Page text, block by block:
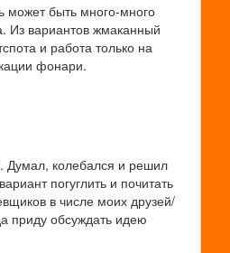
быть много-много
Из вариантов жмаканный
и работа только на
фонари.
Думал, колебался и решил
погуглить и почитать
в числе моих друзей/
приду обсуждать идею